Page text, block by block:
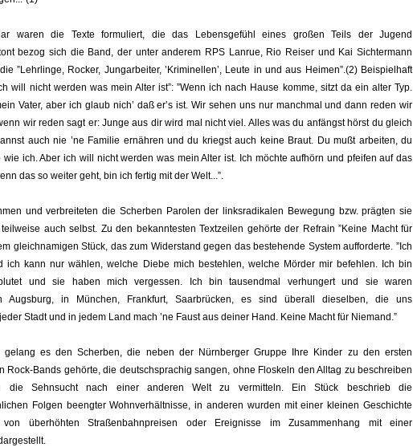
waren die Texte formuliert, die das Lebensgefühl eines großen Teils der Jugend
bezog sich die Band, der unter anderem RPS Lanrue, Rio Reiser und Kai Sichtermann
”Lehrlinge, Rocker, Jungarbeiter, ’Kriminellen’, Leute in und aus Heimen”.(2) Beispielhaft
will nicht werden was mein Alter ist”: ”Wenn ich nach Hause komme, sitzt da ein alter Typ.
Vater, aber ich glaub nich’ daß er’s ist. Wir sehen uns nur manchmal und dann reden wir
wir reden sagt er: Junge aus dir wird mal nicht viel. Alles was du anfängst hörst du gleich
auch nie ’ne Familie ernähren und du kriegst auch keine Braut. Du mußt arbeiten, du
wie ich. Aber ich will nicht werden was mein Alter ist. Ich möchte aufhörn und pfeifen auf das
das so weiter geht, bin ich fertig mit der Welt...”.
und verbreiteten die Scherben Parolen der linksradikalen Bewegung bzw. prägten sie
auch selbst. Zu den bekanntesten Textzeilen gehörte der Refrain ”Keine Macht für
gleichnamigen Stück, das zum Widerstand gegen das bestehende System aufforderte. ”Ich
ich kann nur wählen, welche Diebe mich bestehlen, welche Mörder mir befehlen. Ich bin
und sie haben mich vergessen. Ich bin tausendmal verhungert und sie waren
Augsburg, in München, Frankfurt, Saarbrücken, es sind überall dieselben, die uns
Stadt und in jedem Land mach ’ne Faust aus deiner Hand. Keine Macht für Niemand.”
gelang es den Scherben, die neben der Nürnberger Gruppe Ihre Kinder zu den ersten
Rock-Bands gehörte, die deutschsprachig sangen, ohne Floskeln den Alltag zu beschreiben
die Sehnsucht nach einer anderen Welt zu vermitteln. Ein Stück beschrieb die
Folgen beengter Wohnverhältnisse, in anderen wurden mit einer kleinen Geschichte
überhöhten Straßenbahnpreisen oder Ereignisse im Zusammenhang mit einer